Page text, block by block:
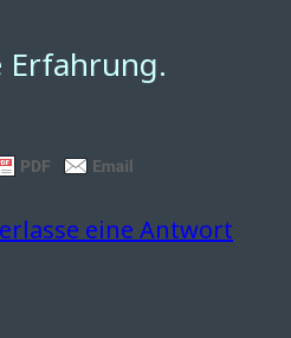
eine Antwort